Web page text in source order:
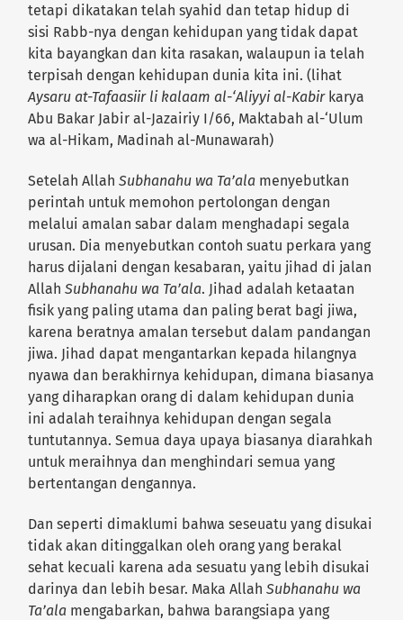
tetapi dikatakan telah syahid dan tetap hidup di
sisi Rabb-nya dengan kehidupan yang tidak dapat
kita bayangkan dan kita rasakan, walaupun ia telah
terpisah dengan kehidupan dunia kita ini. (lihat
Aysaru at-Tafaasiir li kalaam al-‘Aliyyi al-Kabirkarya
Abu Bakar Jabir al-Jazairiy I/66, Maktabah al-‘Ulum
wa al-Hikam, Madinah al-Munawarah)
Setelah AllahSubhanahu wa Ta’ala menyebutkan
perintah untuk memohon pertolongan dengan
melalui amalan sabar dalam menghadapi segala
urusan. Dia menyebutkan contoh suatu perkara yang
harus dijalani dengan kesabaran, yaitu jihad di jalan
AllahSubhanahu wa Ta’ala. Jihad adalah ketaatan
fisik yang paling utama dan paling berat bagi jiwa,
karena beratnya amalan tersebut dalam pandangan
jiwa. Jihad dapat mengantarkan kepada hilangnya
nyawa dan berakhirnya kehidupan, dimana biasanya
yang diharapkan orang di dalam kehidupan dunia
ini adalah teraihnya kehidupan dengan segala
tuntutannya. Semua daya upaya biasanya diarahkah
untuk meraihnya dan menghindari semua yang
bertentangan dengannya.
Dan seperti dimaklumi bahwa seseuatu yang disukai
tidak akan ditinggalkan oleh orang yang berakal
sehat kecuali karena ada sesuatu yang lebih disukai
darinya dan lebih besar. Maka AllahSubhanahu wa
Ta’ala mengabarkan, bahwa barangsiapa yang